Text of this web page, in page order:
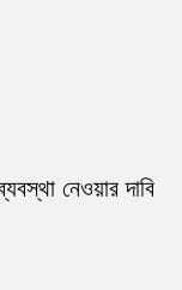
নেওয়ার দাবি